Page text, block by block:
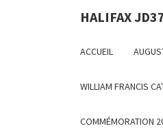
Deprecated: HALIFAX
ACCUEIL
WILLIAM FRANCIS
COMMÉMORATION